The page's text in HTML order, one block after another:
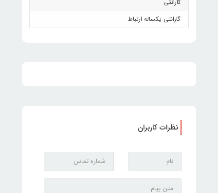
گارانتی
گارانتی یکساله ارتباط
نظرات کاربران